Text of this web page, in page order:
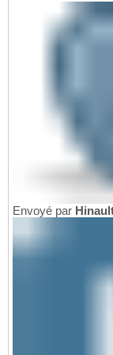
Envoyé par